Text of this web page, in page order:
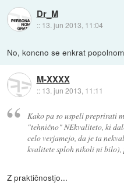
Dr_M
:: 13. jun 2013, 11:04
No, koncno se enkrat
M-XXXX
:: 13. jun 2013, 11:11
Kako pa so uspeli preprirati
"tehnično" NEkvaliteto, ki
celo verjamejo, da je ta
kvalitete sploh nikoli ni bilo),
Z praktičnostjo...